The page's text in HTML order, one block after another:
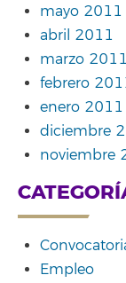
mayo 2011
abril 2011
marzo 2011
febrero
enero 2011
diciembre
noviembre
Empleo